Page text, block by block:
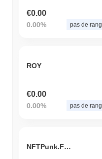
€0.00
0.00% pas de rang
ROY
€0.00
0.00% pas de rang
NFTPunk.Finance v2.0